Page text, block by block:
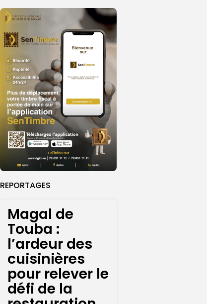
REPORTAGES
Magal de
Touba :
l’ardeur des
cuisinières
pour relever le
défi de la